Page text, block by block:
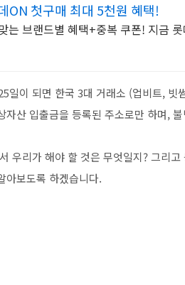
ON 첫구매 최대 5천원 혜택!
는 브랜드별 혜택+중복 쿠폰! 지금
일이 되면 한국 3대 거래소 (업비트, 빗
자산 입출금을 등록된 주소로만 하며,
우리가 해야 할 것은 무엇일지? 그리
아보도록 하겠습니다.